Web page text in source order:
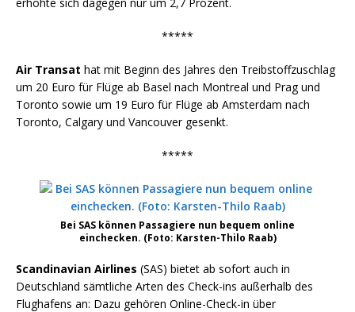
*****
Air Transat hat mit Beginn des Jahres den Treibstoffzuschlag
um 20 Euro für Flüge ab Basel nach Montreal und Prag und
Toronto sowie um 19 Euro für Flüge ab Amsterdam nach
Toronto, Calgary und Vancouver gesenkt.
*****
Bei SAS können Passagiere nun bequem online
einchecken. (Foto: Karsten-Thilo Raab)
Scandinavian Airlines (SAS) bietet ab sofort auch in
Deutschland sämtliche Arten des Check-ins außerhalb des
Flughafens an: Dazu gehören Online-Check-in über